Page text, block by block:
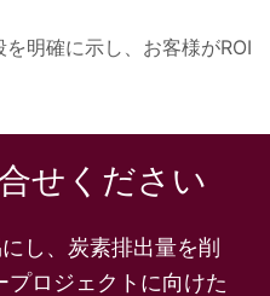
明確に示し、お客様がROI
せください
し、炭素排出量を削
ロジェクトに向けた